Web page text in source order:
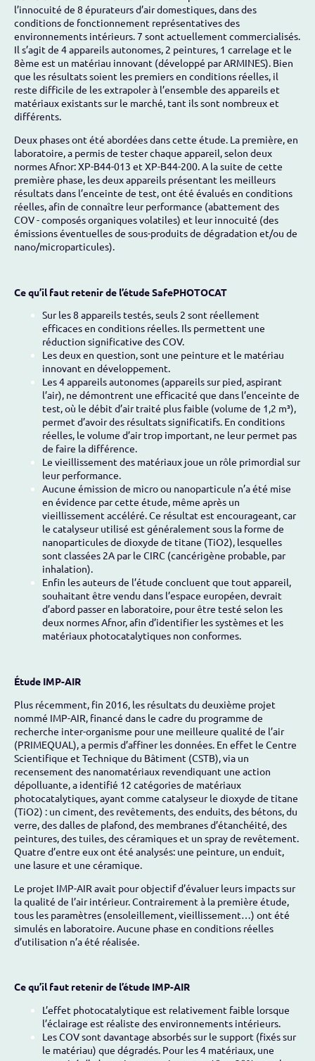
l’innocuité de 8 épurateurs d’air domestiques, dans des
conditions de fonctionnement représentatives des
environnements intérieurs. 7 sont actuellement commercialisés.
Il s’agit de 4 appareils autonomes, 2 peintures, 1 carrelage et le
8ème est un matériau innovant (développé par ARMINES). Bien
que les résultats soient les premiers en conditions réelles, il
reste difficile de les extrapoler à l’ensemble des appareils et
matériaux existants sur le marché, tant ils sont nombreux et
différents.
Deux phases ont été abordées dans cette étude. La première, en
laboratoire, a permis de tester chaque appareil, selon deux
normes Afnor: XP-B44-013 et XP-B44-200. A la suite de cette
première phase, les deux appareils présentant les meilleurs
résultats dans l’enceinte de test, ont été évalués en conditions
réelles, afin de connaître leur performance (abattement des
COV - composés organiques volatiles) et leur innocuité (des
émissions éventuelles de sous-produits de dégradation et/ou de
nano/microparticules).
Ce qu’il faut retenir de l’étude SafePHOTOCAT
Sur les 8 appareils testés, seuls 2 sont réellement
efficaces en conditions réelles. Ils permettent une
réduction significative des COV.
Les deux en question, sont une peinture et le matériau
innovant en développement.
Les 4 appareils autonomes (appareils sur pied, aspirant
l’air), ne démontrent une efficacité que dans l’enceinte de
test, où le débit d’air traité plus faible (volume de 1,2 m³),
permet d’avoir des résultats significatifs. En conditions
réelles, le volume d’air trop important, ne leur permet pas
de faire la différence.
Le vieillissement des matériaux joue un rôle primordial sur
leur performance.
Aucune émission de micro ou nanoparticule n’a été mise
en évidence par cette étude, même après un
vieillissement accéléré. Ce résultat est encourageant, car
le catalyseur utilisé est généralement sous la forme de
nanoparticules de dioxyde de titane (TiO2), lesquelles
sont classées 2A par le CIRC (cancérigène probable, par
inhalation).
Enfin les auteurs de l’étude concluent que tout appareil,
souhaitant être vendu dans l’espace européen, devrait
d’abord passer en laboratoire, pour être testé selon les
deux normes Afnor, afin d’identifier les systèmes et les
matériaux photocatalytiques non conformes.
Étude IMP-AIR
Plus récemment, fin 2016, les résultats du deuxième projet
nommé IMP-AIR, financé dans le cadre du programme de
recherche inter-organisme pour une meilleure qualité de l’air
(PRIMEQUAL), a permis d’affiner les données. En effet le Centre
Scientifique et Technique du Bâtiment (CSTB), via un
recensement des nanomatériaux revendiquant une action
dépolluante, a identifié 12 catégories de matériaux
photocatalytiques, ayant comme catalyseur le dioxyde de titane
(TiO2) : un ciment, des revêtements, des enduits, des bétons, du
verre, des dalles de plafond, des membranes d’étanchéité, des
peintures, des tuiles, des céramiques et un spray de revêtement.
Quatre d’entre eux ont été analysés: une peinture, un enduit,
une lasure et une céramique.
Le projet IMP-AIR avait pour objectif d’évaluer leurs impacts sur
la qualité de l’air intérieur. Contrairement à la première étude,
tous les paramètres (ensoleillement, vieillissement…) ont été
simulés en laboratoire. Aucune phase en conditions réelles
d’utilisation n’a été réalisée.
Ce qu’il faut retenir de l’étude IMP-AIR
L’effet photocatalytique est relativement faible lorsque
l’éclairage est réaliste des environnements intérieurs.
Les COV sont davantage absorbés sur le support (fixés sur
le matériau) que dégradés. Pour les 4 matériaux, une